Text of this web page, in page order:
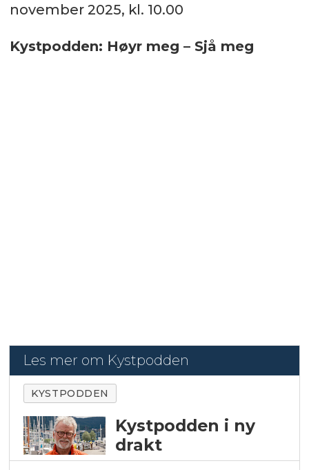
november 2025, kl. 10.00
Kystpodden: Høyr meg – Sjå meg
Les mer om Kystpodden
KYSTPODDEN
Kystpodden i ny
drakt